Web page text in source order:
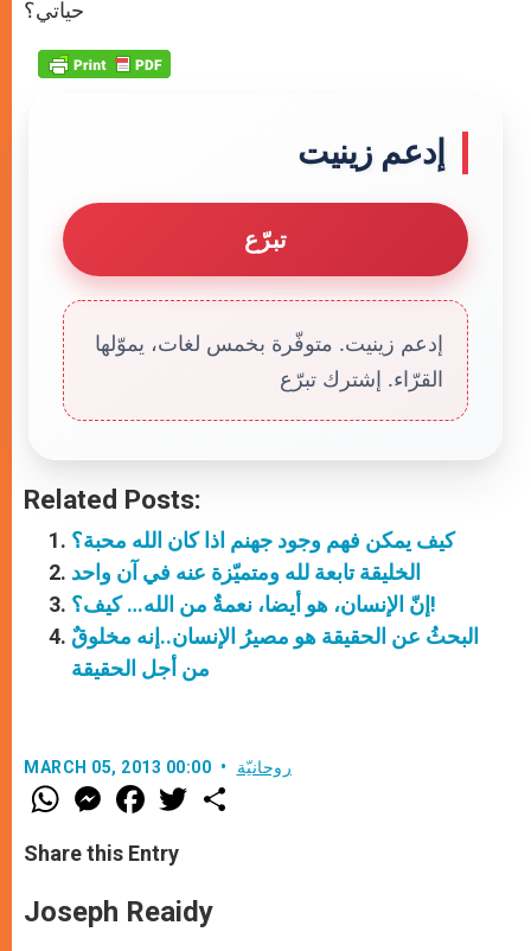
إدعم زينيت
تبرّع
إدعم زينيت. متوفّرة بخمس لغات، يموّلها
القرّاء. إشترك تبرّع
Related Posts:
كيف يمكن فهم وجود جهنم اذا كان الله محبة؟
الخليقة تابعة لله ومتميّزة عنه في آن واحد
إنّ الإنسان، هو أيضا، نعمةٌ من الله… كيف؟!
البحثُ عن الحقيقة هو مصيرُ الإنسان..إنه مخلوقٌ
من أجل الحقيقة
MARCH 05, 2013 00:00 روحانيّة
W
h
t
s
p
p
M
e
s
e
g
e
F
a
e
b
o
k
w
r
Share this Entry
Joseph Reaidy